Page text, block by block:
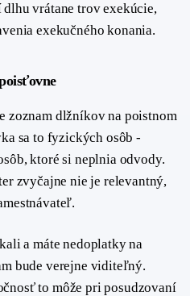
vrátane trov exekúcie,
exekučného konania.
zoznam dlžníkov na poistnom
sa to fyzických osôb -
ktoré si neplnia odvody.
zvyčajne nie je relevantný,
a máte nedoplatky na
bude verejne viditeľný.
to môže pri posudzovaní